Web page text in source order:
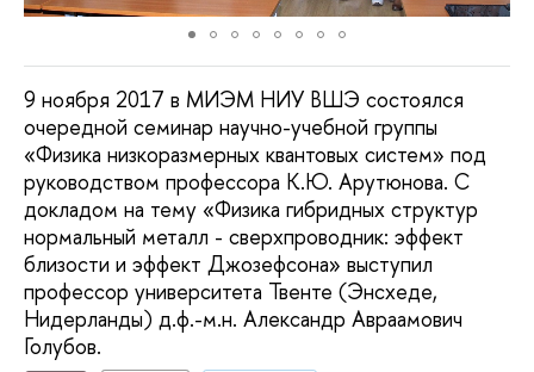
9 ноября 2017 в МИЭМ НИУ ВШЭ состоялся
очередной семинар научно-учебной группы
«Физика низкоразмерных квантовых систем» под
руководством профессора К.Ю. Арутюнова. С
докладом на тему «Физика гибридных структур
нормальный металл - сверхпроводник: эффект
близости и эффект Джозефсона» выступил
профессор университета Твенте (Энсхеде,
Нидерланды) д.ф.-м.н. Александр Авраамович
Голубов.